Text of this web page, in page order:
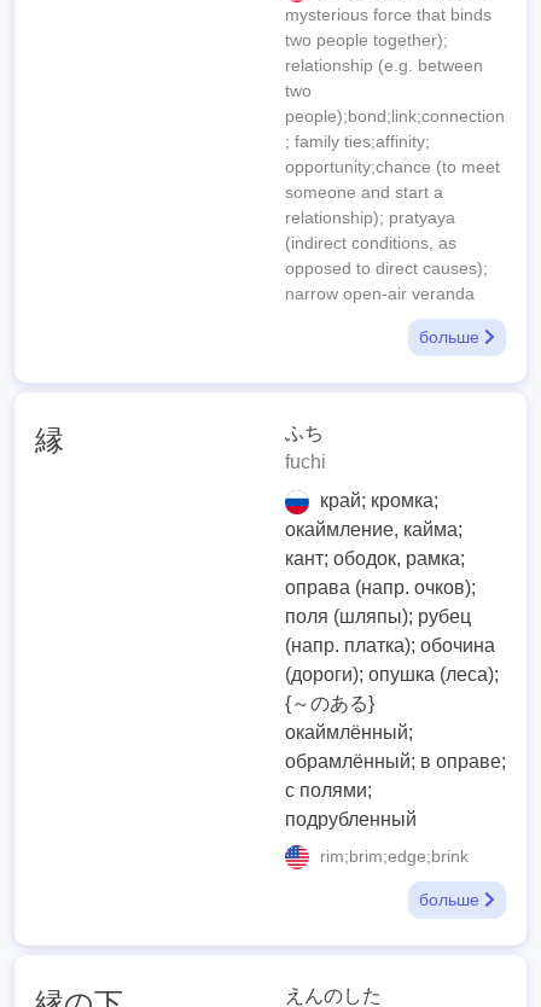
mysterious force that binds
two people together);
relationship (e.g. between
two
people);bond;link;connection
; family ties;affinity;
opportunity;chance (to meet
someone and start a
relationship); pratyaya
(indirect conditions, as
opposed to direct causes);
narrow open-air veranda
больше
縁
ふち
fuchi
край; кромка;
окаймление, кайма;
кант; ободок, рамка;
оправа (напр. очков);
поля (шляпы); рубец
(напр. платка); обочина
(дороги); опушка (леса);
{～のある}
окаймлённый;
обрамлённый; в оправе;
с полями;
подрубленный
rim;brim;edge;brink
больше
えんのした